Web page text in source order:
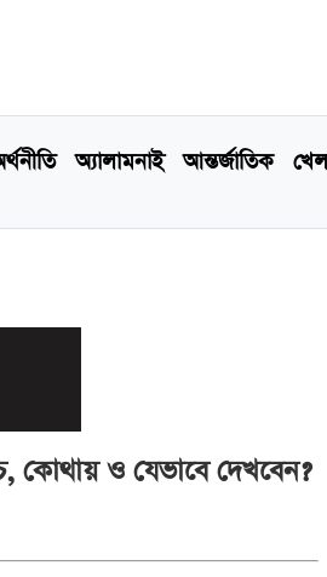
অ্যালামনাই আন্তর্জাতিক
কোথায় ও যেভাবে দেখবেন?